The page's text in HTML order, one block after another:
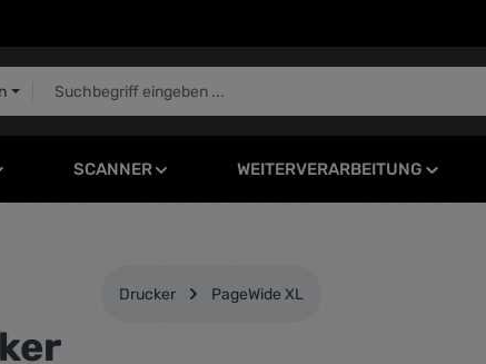
SCANNER WEITERVERARBEITUNG
Drucker PageWide XL